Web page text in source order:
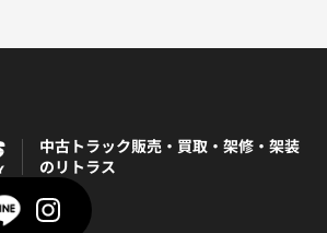
中古トラック販売・買取・架修・架装
のリトラス